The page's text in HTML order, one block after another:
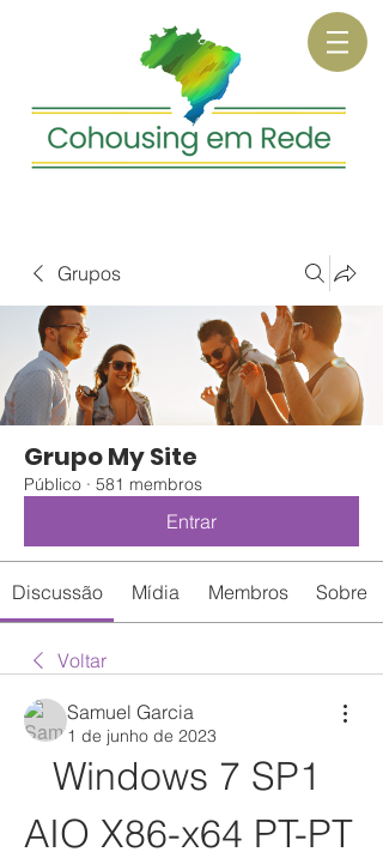
Grupos
Grupo My Site
Público · 581 membros
Entrar
Discussão Mídia Membros Sobre
Voltar
Samuel Garcia
1 de junho de 2023
Windows 7 SP1
AIO X86-x64 PT-PT